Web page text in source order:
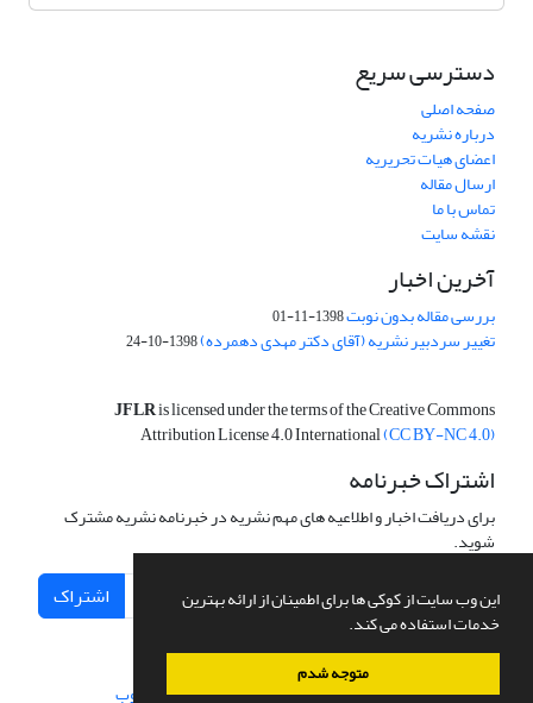
این وب سایت از کوکی ها برای اطمینان از ارائه بهترین
خدمات استفاده می کند.
متوجه شدم
دسترسی سریع
صفحه اصلی
درباره نشریه
اعضای هیات تحریریه
ارسال مقاله
تماس با ما
نقشه سایت
آخرین اخبار
بررسی مقاله بدون نوبت1398-11-01
تغییر سردبیر نشریه (آقای دکتر مهدی دهمرده)1398-10-24
JFLRis licensed under the terms of the Creative Commons
Attribution License 4.0 International(CC BY-NC 4.0)
اشتراک خبرنامه
برای دریافت اخبار و اطلاعیه های مهم نشریه در خبرنامه نشریه مشترک
شوید.
اشتراک
سامانه مدیریت نشریات علمی.طراحی و پیاده سازی از سیناوب